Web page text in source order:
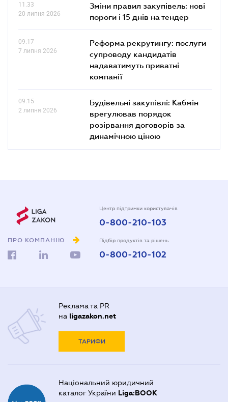
11.33
20 липня 2026
Зміни правил закупівель: нові
пороги і 15 днів на тендер
09.17
7 липня 2026
Реформа рекрутингу: послуги
супроводу кандидатів
надаватимуть приватні
компанії
09.15
2 липня 2026
Будівельні закупівлі: Кабмін
врегулював порядок
розірвання договорів за
динамічною ціною
ПРО КОМПАНІЮ
Центр підтримки користувачів
0-800-210-103
Підбір продуктів та рішень
0-800-210-102
Реклама та PR
на ligazakon.net
ТАРИФИ
Національний юридичний
каталог України Liga:BOOK